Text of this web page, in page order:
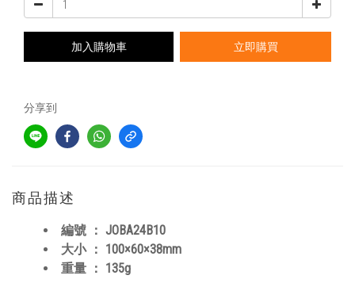
加入購物車 立即購買
分享到
商品描述
編號 ： JOBA24B10
大小 ： 100×60×38mm
重量 ： 135g